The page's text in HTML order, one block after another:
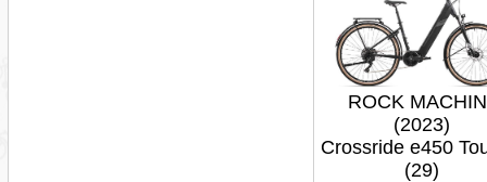
ROCK
(2023)
Crossride e450
(29)